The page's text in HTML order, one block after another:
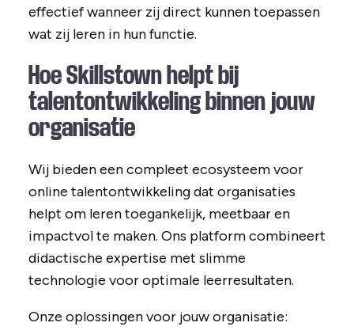
effectief wanneer zij direct kunnen toepassen
wat zij leren in hun functie.
Hoe Skillstown helpt bij
talentontwikkeling binnen jouw
organisatie
Wij bieden een compleet ecosysteem voor
online talentontwikkeling dat organisaties
helpt om leren toegankelijk, meetbaar en
impactvol te maken. Ons platform combineert
didactische expertise met slimme
technologie voor optimale leerresultaten.
Onze oplossingen voor jouw organisatie: